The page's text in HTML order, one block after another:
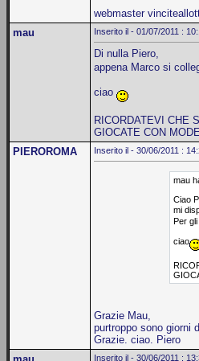
webmaster
mau
Inserito il - 01/07/2011 :
Di nulla Piero,
appena Marco si
ciao
RICORDATEVI CHE
GIOCATE CON
PIEROROMA
Inserito il - 30/06/2011 :
mau
Ciao
mi
Per
ciao
Grazie Mau,
purtroppo sono giorni
Grazie. ciao. Piero
Inserito il - 30/06/2011 :